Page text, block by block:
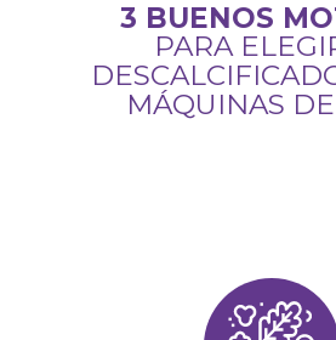
3 BUENOS
PARA
MÁQUINAS